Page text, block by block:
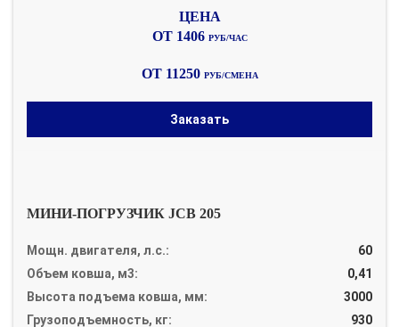
ОТ 1406 РУБ/ЧАС
ОТ 11250 РУБ/СМЕНА
Заказать
МИНИ-ПОГРУЗЧИК JCB 205
Мощн. двигателя, л.с.:
60
Объем ковша, м3:
0,41
Высота подъема ковша, мм:
3000
Грузоподъемность, кг:
930